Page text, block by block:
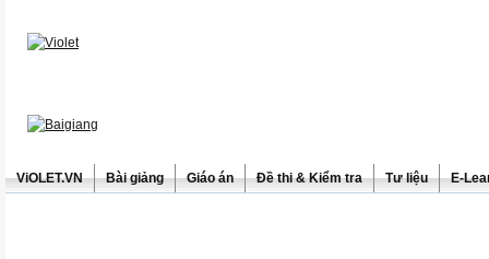
ViOLET.VN Bài giảng Giáo án Đề thi & Kiểm tra Tư liệu E-